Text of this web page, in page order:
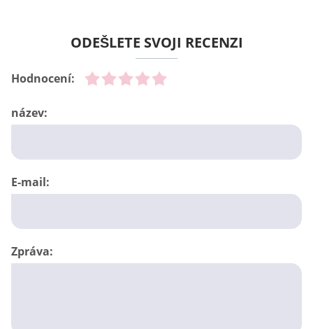
ODEŠLETE SVOJI RECENZI
Hodnocení:
název:
E-mail:
Zpráva: